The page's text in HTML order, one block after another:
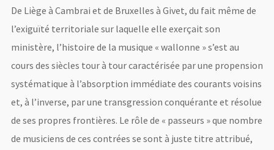
De Liège à Cambrai et de Bruxelles à Givet, du fait même de
l’exiguïté territoriale sur laquelle elle exerçait son
ministère, l’histoire de la musique « wallonne » s’est au
cours des siècles tour à tour caractérisée par une propension
systématique à l’absorption immédiate des courants voisins
et, à l’inverse, par une transgression conquérante et résolue
de ses propres frontières. Le rôle de « passeurs » que nombre
de musiciens de ces contrées se sont à juste titre attribué,